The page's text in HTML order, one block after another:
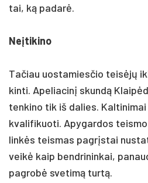
tai, ką pa­darė.
Neį­ti­ki­no
Ta­čiau uos­ta­mies­čio teisėjų
kin­ti. Ape­lia­cinį skundą
ten­ki­no tik iš da­lies.
kva­li­fi­kuo­ti. Apy­gar­dos
linkės teis­mas pa­grįstai
veikė kaip bend­ri­nin­kai,
pa­grobė sve­timą turtą.